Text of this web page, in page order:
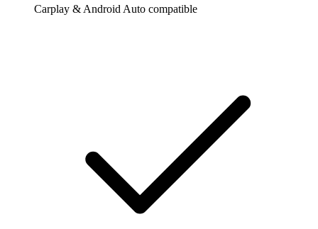
Carplay & Android Auto compatible